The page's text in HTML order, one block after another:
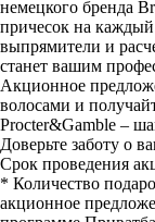
немецкого бренда
причесок на
выпрямители и
станет вашим
Акционное
волосами и
Procter&Gamble –
Доверьте заботу о
Срок проведения
* Количество
акционное